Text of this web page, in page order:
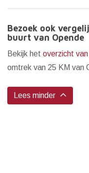
Bezoek ook
buurt van Opende
Bekijk het overzicht
omtrek van 25 KM van
Lees minder